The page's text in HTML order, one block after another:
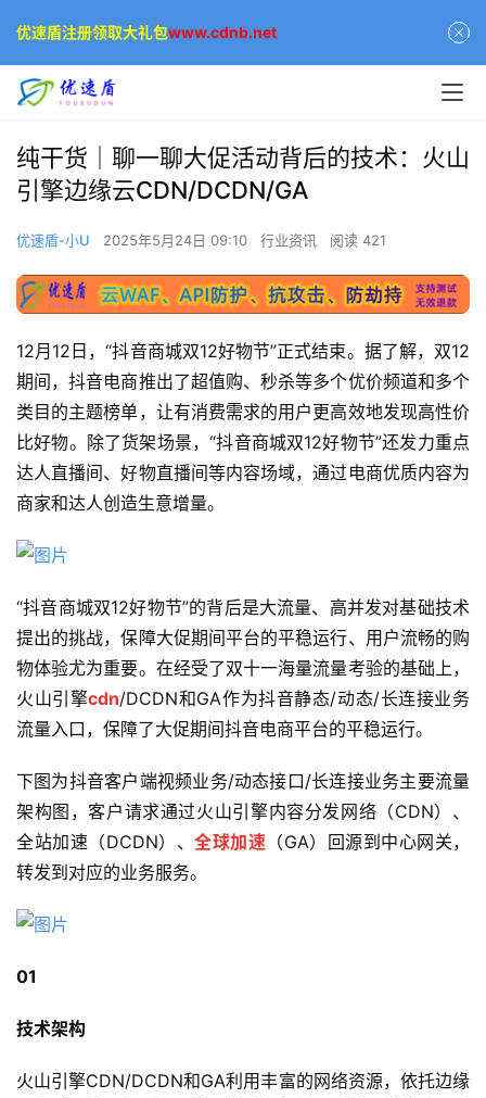
纯干货｜聊一聊大促活动背后的技术：火山
引擎边缘云CDN/DCDN/GA
优速盾-小U 2025年5月24日 09:10 行业资讯 阅读 421
12月12日，“抖音商城双12好物节”正式结束。据了解，双12
期间，抖音电商推出了超值购、秒杀等多个优价频道和多个
类目的主题榜单，让有消费需求的用户更高效地发现高性价
比好物。除了货架场景，“抖音商城双12好物节”还发力重点
达人直播间、好物直播间等内容场域，通过电商优质内容为
商家和达人创造生意增量。
“抖音商城双12好物节”的背后是大流量、高并发对基础技术
提出的挑战，保障大促期间平台的平稳运行、用户流畅的购
物体验尤为重要。在经受了双十一海量流量考验的基础上，
火山引擎cdn/DCDN和GA作为抖音静态/动态/长连接业务
流量入口，保障了大促期间抖音电商平台的平稳运行。
下图为抖音客户端视频业务/动态接口/长连接业务主要流量
架构图，客户请求通过火山引擎内容分发网络（CDN）、
全站加速（DCDN）、 全球加速 （GA）回源到中心网关，
转发到对应的业务服务。
01
技术架构
火山引擎CDN/DCDN和GA利用丰富的网络资源，依托边缘
优速盾注册领取大礼包www.cdnb.net